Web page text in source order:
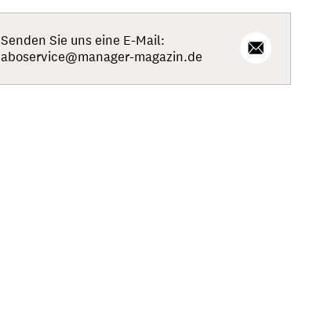
Senden Sie uns eine E-Mail:
aboservice@manager-magazin.de